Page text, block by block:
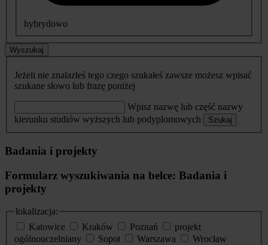
hybrydowo
Wyszukaj
Jeżeli nie znalazłeś tego czego szukałeś zawsze możesz wpisać
szukane słowo lub frazę poniżej
Wpisz nazwę lub część nazwy
kierunku studiów wyższych lub podyplomowych
Szukaj
Badania i projekty
Formularz wyszukiwania na belce: Badania i
projekty
lokalizacja:
Katowice
Kraków Poznań
projekt
ogólnouczelniany
Sopot Warszawa
Wrocław